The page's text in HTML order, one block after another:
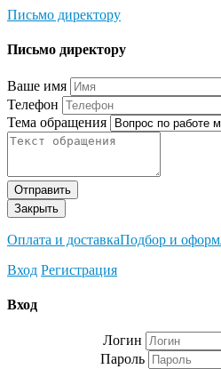
Письмо директору
Письмо директору
Ваше имя
Телефон
Тема обращения
Отправить
Закрыть
Оплата и доставкаПодбор и
Вход Регистрация
Вход
Логин
Пароль